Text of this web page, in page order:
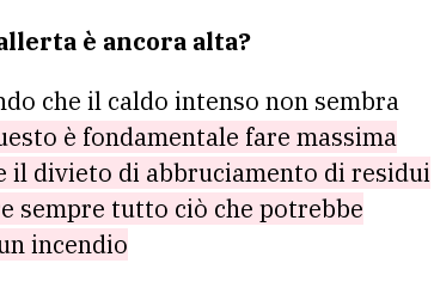
è ancora alta?
che il caldo intenso non sembra
è fondamentale fare massima
divieto di abbruciamento di residui
sempre tutto ciò che potrebbe
incendio